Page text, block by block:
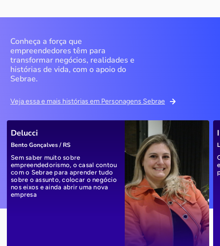
Conheça a força que
empreendedores têm para
transformar negócios, realidades e
histórias de vida, com o apoio do
Sebrae.
Veja essa e mais histórias em Personagens Sebrae
Delucci
Bento Gonçalves / RS
Sem saber muito sobre
empreendedorismo, o casal contou
com o Sebrae para aprender tudo
sobre o assunto, colocar o negócio
nos eixos e ainda abrir uma nova
empresa